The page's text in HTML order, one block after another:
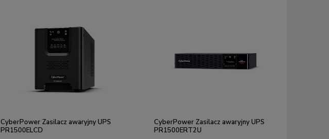
CyberPower Zasilacz awaryjny UPS
PR1500ELCD
CyberPower Zasilacz awaryjny UPS
PR1500ERT2U